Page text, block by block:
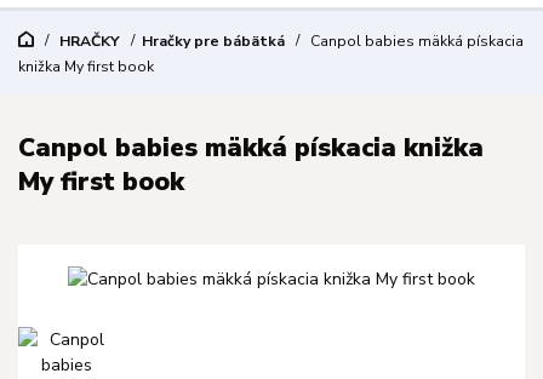
HRAČKY Hračky pre bábätká
Canpol babies mäkká pískacia
knižka My first book
Canpol babies mäkká pískacia knižka
My first book